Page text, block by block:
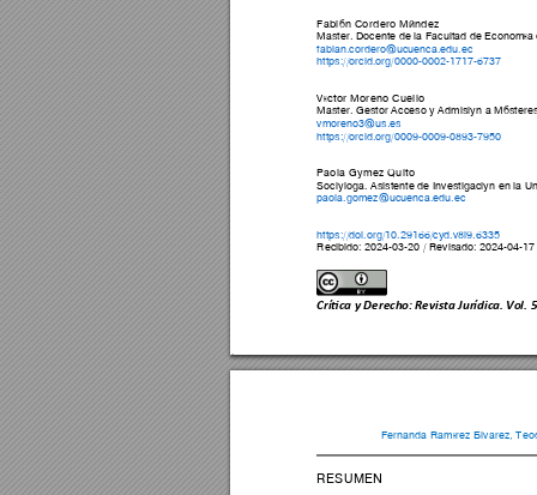
Crítica y Derecho: Revista Jurídica. Vol.
Fabián Cordero Méndez
Master. Docente de la Facultad de
fabian.cordero@ucuenca.edu.ec
https://orcid.org/0000-0002-1717-6737
Víctor Moreno Cuello
Master. Gestor Acceso y Admisión a
vmoreno3@us.es
https://orcid.org/0009-0009-0893-7950
Paola Gómez Quito
Socióloga. Asistente de Investigación en la
paola.gomez@ucuenca.edu.ec
https://doi.org/10.29166/cyd.v8i9.6335
Recibido: 2024-03-20 / Revisado: 2024-04-17
Fernanda Ramírez Álvarez,
RESUMEN